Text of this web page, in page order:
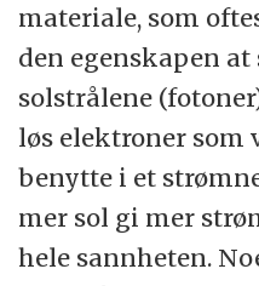
materiale, som
den egenskapen
solstrålene
løs elektroner som
benytte i et
mer sol gi mer
hele sannheten.